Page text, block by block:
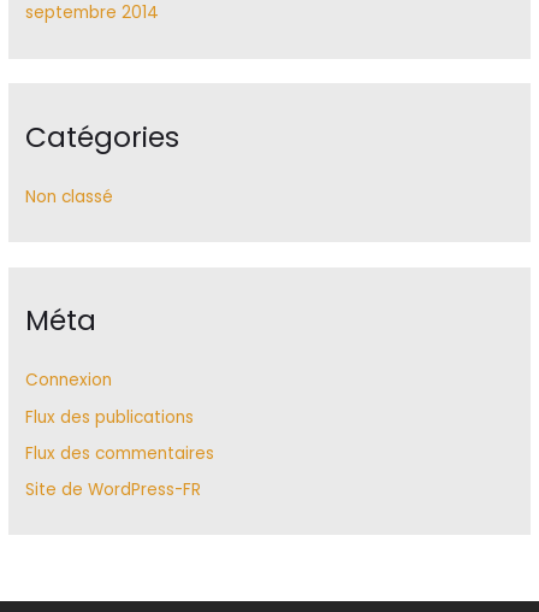
septembre 2014
Catégories
Non classé
Méta
Connexion
Flux des publications
Flux des commentaires
Site de WordPress-FR